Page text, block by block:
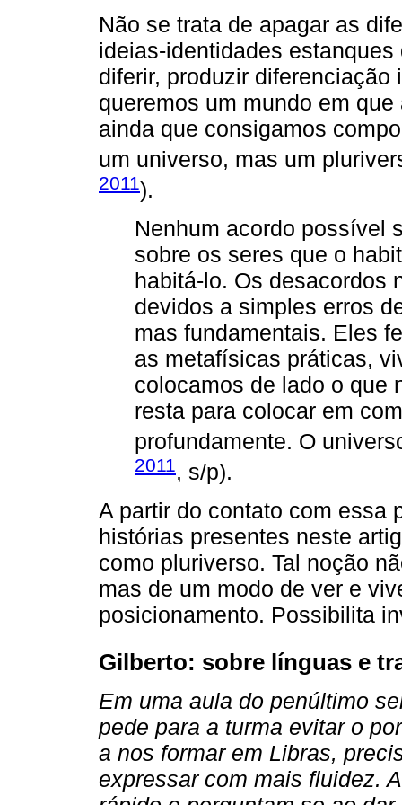
Não se trata de apagar as
ideias-identidades
diferir, produzir
queremos um mundo em
ainda que consigamos
um universo, mas um
2011).
Nenhum acordo possível
sobre os seres que o
habitá-lo. Os desacordos
devidos a simples erros
mas fundamentais. Eles
as metafísicas práticas,
colocamos de lado o que
resta para colocar em
profundamente. O
2011, s/p).
A partir do contato com essa
histórias presentes neste
como pluriverso. Tal noção
mas de um modo de ver e
posicionamento. Possibilita
Gilberto: sobre línguas e
Em uma aula do penúltimo
pede para a turma evitar o
a nos formar em Libras,
expressar com mais fluidez.